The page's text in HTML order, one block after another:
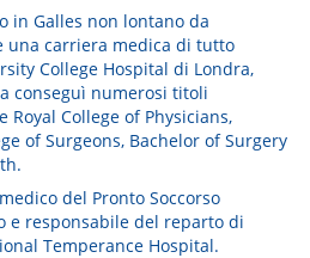
in Galles non lontano da
una carriera medica di tutto
College Hospital di Londra,
conseguì numerosi titoli
College of Physicians,
of Surgeons, Bachelor of Surgery
del Pronto Soccorso
e responsabile del reparto di
Temperance Hospital.